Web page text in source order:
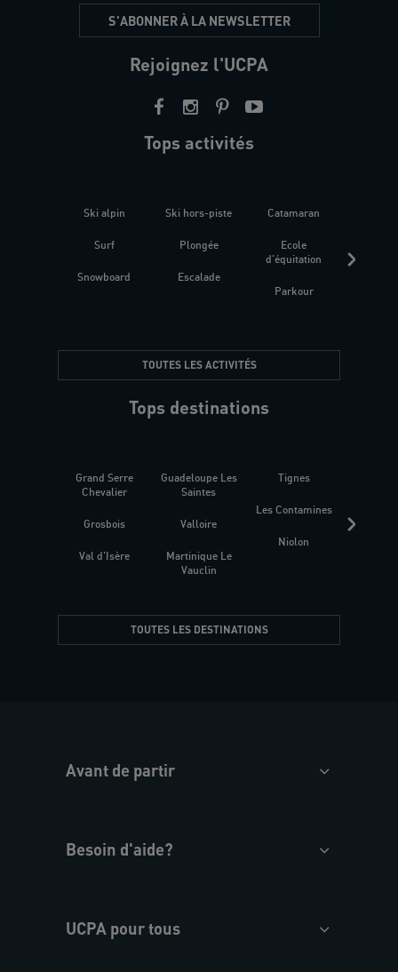
S'ABONNER À LA NEWSLETTER
Rejoignez l'UCPA
Tops activités
Ski alpin
Surf
Snowboard
Ski hors-piste
Plongée
Escalade
Catamaran
Ecole
d'équitation
Parkour
TOUTES LES ACTIVITÉS
Tops destinations
Grand Serre
Chevalier
Grosbois
Val d'Isère
Guadeloupe Les
Saintes
Valloire
Martinique Le
Vauclin
Tignes
Les Contamines
Niolon
TOUTES LES DESTINATIONS
Avant de partir
Besoin d'aide?
UCPA pour tous